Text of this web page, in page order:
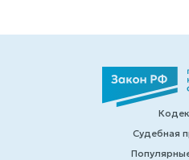
Судебная